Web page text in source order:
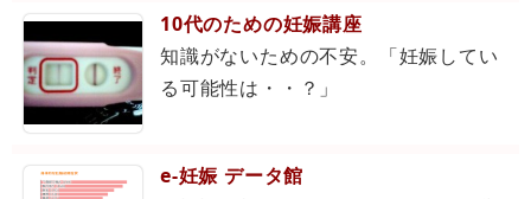
10代のための妊娠講座
知識がないための不安。「妊娠してい
る可能性は・・？」
e-妊娠 データ館